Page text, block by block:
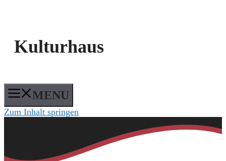
Kulturhaus
MENU
Zum Inhalt springen